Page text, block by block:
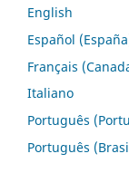
English
Español
Français
Italiano
Português
Português